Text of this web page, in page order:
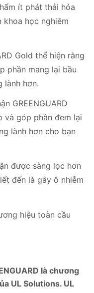
ít phát thải hóa
khoa học nghiêm
Gold thể hiện rằng
phần mang lại bầu
lành hơn.
GREENGUARD
và góp phần đem lại
lành hơn cho bạn
được sàng lọc hơn
đến là gây ô nhiễm
hiệu toàn cầu
là chương
UL Solutions. UL